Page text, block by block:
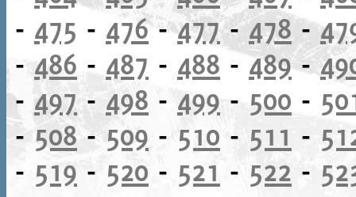
- 475 - 476-477-478-
-486 - 487 - 488 -489-
- 497 -498 - 499- 500 -
- 508-509 - 510 - 511 -
- 519 - 520 - 521 - 522 -